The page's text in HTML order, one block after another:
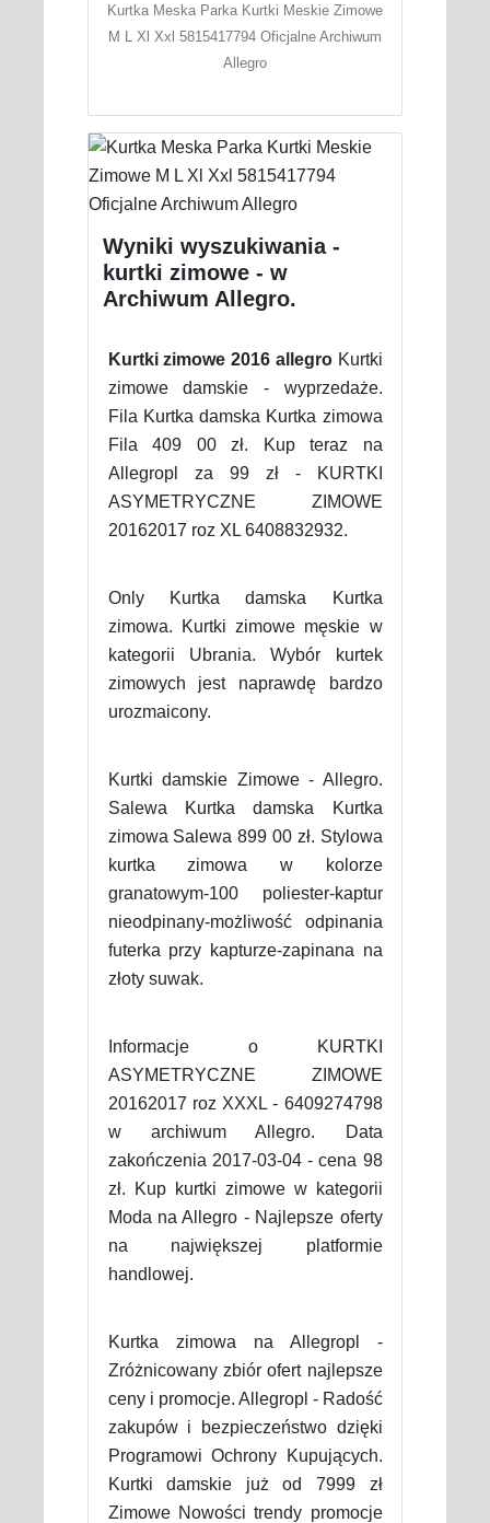
Kurtka Meska Parka Kurtki Meskie Zimowe
M L Xl Xxl 5815417794 Oficjalne Archiwum
Allegro
Wyniki wyszukiwania -
kurtki zimowe - w
Archiwum Allegro.
Kurtki zimowe 2016 allegroKurtki
zimowe damskie - wyprzedaże.
Fila Kurtka damska Kurtka zimowa
Fila 409 00 zł. Kup teraz na
Allegropl za 99 zł - KURTKI
ASYMETRYCZNE ZIMOWE
20162017 roz XL 6408832932.
Only Kurtka damska Kurtka
zimowa. Kurtki zimowe męskie w
kategorii Ubrania. Wybór kurtek
zimowych jest naprawdę bardzo
urozmaicony.
Kurtki damskie Zimowe - Allegro.
Salewa Kurtka damska Kurtka
zimowa Salewa 899 00 zł. Stylowa
kurtka zimowa w kolorze
granatowym-100 poliester-kaptur
nieodpinany-możliwość odpinania
futerka przy kapturze-zapinana na
złoty suwak.
Informacje o KURTKI
ASYMETRYCZNE ZIMOWE
20162017 roz XXXL - 6409274798
w archiwum Allegro. Data
zakończenia 2017-03-04 - cena 98
zł. Kup kurtki zimowe w kategorii
Moda na Allegro - Najlepsze oferty
na największej platformie
handlowej.
Kurtka zimowa na Allegropl -
Zróżnicowany zbiór ofert najlepsze
ceny i promocje. Allegropl - Radość
zakupów i bezpieczeństwo dzięki
Programowi Ochrony Kupujących.
Kurtki damskie już od 7999 zł
Zimowe Nowości trendy promocje